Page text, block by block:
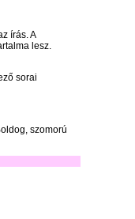
írás. A
lesz.
sorai
szomorú